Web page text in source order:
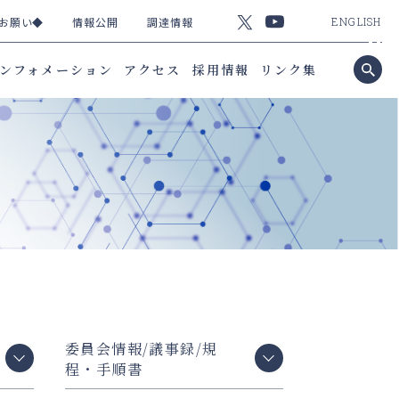
願い◆ 情報公開 調達情報 ENGLISH
フォメーション アクセス 採用情報 リンク集
委員会情報/議事録/規
程・手順書